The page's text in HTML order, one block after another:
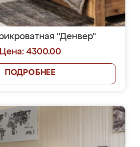
"Денвер"
Цена: 4300.00
ПОДРОБНЕЕ